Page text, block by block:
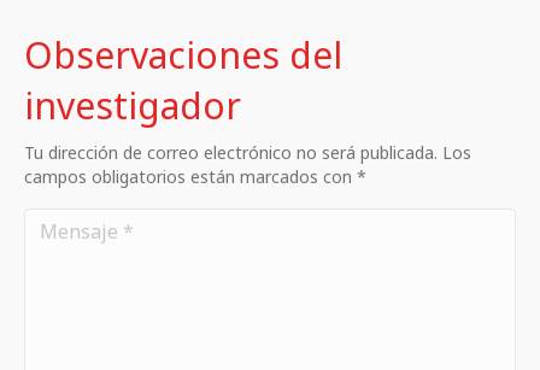
Observaciones del
investigador
Tu dirección de correo electrónico no será publicada. Los
campos obligatorios están marcados con *